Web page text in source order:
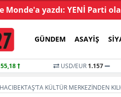
Monde'a yazdı: YENİ Parti
GÜNDEM ASAYIŞ
55,18 USD/EUR 1.157
HACIBEKTAŞ’TA KÜLTÜR MERKEZINDEN